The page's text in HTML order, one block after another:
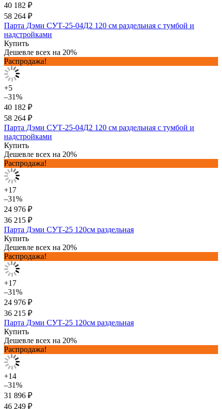
40 182 ₽
58 264 ₽
Парта Дэми СУТ-25-04Д2 120 см раздельная с тумбой и
надстройками
Купить
Дешевле всех на 20%
Распродажа!
+5
–31%
40 182 ₽
58 264 ₽
Парта Дэми СУТ-25-04Д2 120 см раздельная с тумбой и
надстройками
Купить
Дешевле всех на 20%
Распродажа!
+17
–31%
24 976 ₽
36 215 ₽
Парта Дэми СУТ-25 120см раздельная
Купить
Дешевле всех на 20%
Распродажа!
+17
–31%
24 976 ₽
36 215 ₽
Парта Дэми СУТ-25 120см раздельная
Купить
Дешевле всех на 20%
Распродажа!
+14
–31%
31 896 ₽
46 249 ₽